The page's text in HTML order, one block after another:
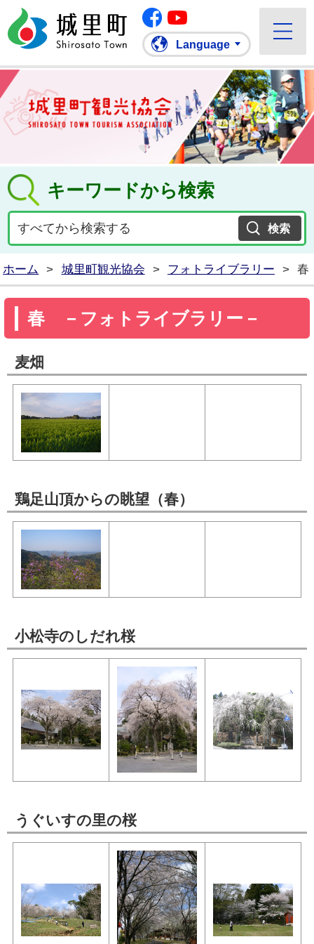
城里町ホームページ
Facebook
Language
キーワードから検索
ホーム > 城里町観光協会 > フォトライブラリー > 春
春 －フォトライブラリー－
麦畑
鶏足山頂からの眺望（春）
小松寺のしだれ桜
うぐいすの里の桜